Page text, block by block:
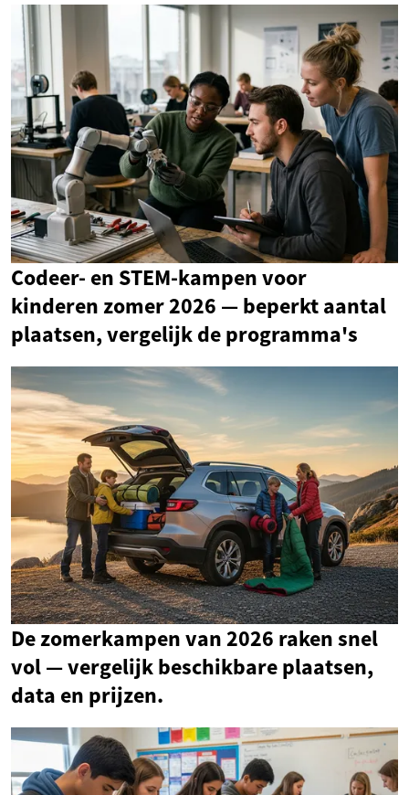
Codeer- en STEM-kampen voor
kinderen zomer 2026 — beperkt aantal
plaatsen, vergelijk de programma's
De zomerkampen van 2026 raken snel
vol — vergelijk beschikbare plaatsen,
data en prijzen.